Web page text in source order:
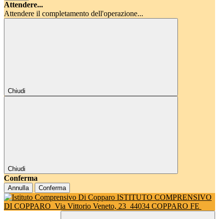
Attendere...
Attendere il completamento dell'operazione...
Chiudi
Chiudi
Conferma
Annulla Conferma
ISTITUTO COMPRENSIVO
DI COPPARO Via Vittorio Veneto, 23 44034 COPPARO FE